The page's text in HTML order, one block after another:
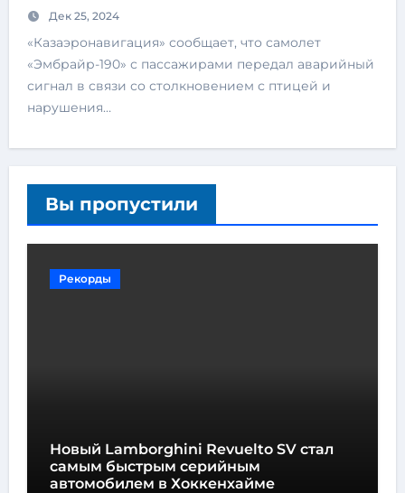
Дек 25, 2024
«Казаэронавигация» сообщает, что самолет
«Эмбрайр-190» с пассажирами передал аварийный
сигнал в связи со столкновением с птицей и
нарушения…
Вы пропустили
Рекорды
Новый Lamborghini Revuelto SV стал
самым быстрым серийным
автомобилем в Хоккенхайме